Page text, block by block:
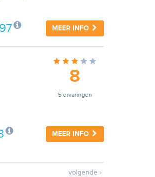
MEER INFO
8
5 ervaringen
MEER INFO
volgende ›